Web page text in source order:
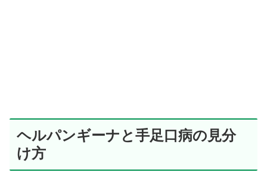
ヘルパンギーナと手足口病の見分
け方